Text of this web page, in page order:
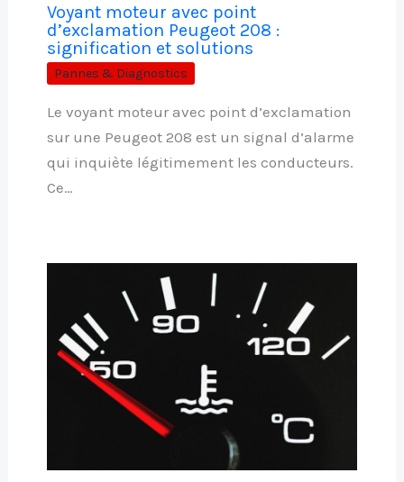
Voyant moteur avec point
d’exclamation Peugeot 208 :
signification et solutions
Pannes & Diagnostics
Le voyant moteur avec point d’exclamation
sur une Peugeot 208 est un signal d’alarme
qui inquiète légitimement les conducteurs.
Ce…